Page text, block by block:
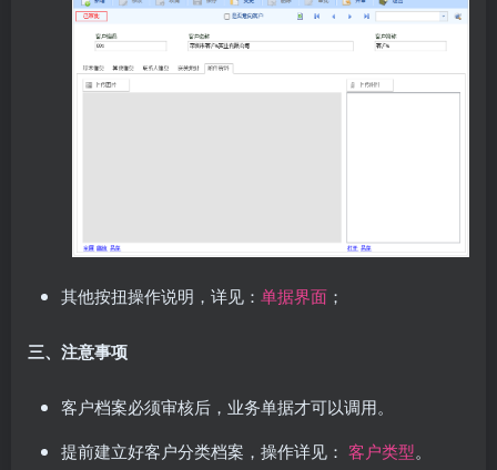
其他按扭操作说明，详见： 单据界面 ；
三、注意事项
客户档案必须审核后，业务单据才可以调用。
提前建立好客户分类档案，操作详见： 客户类型。